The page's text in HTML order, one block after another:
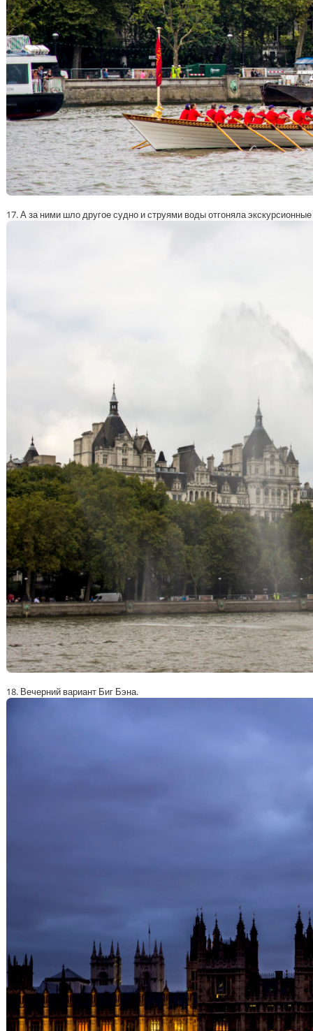
17. А за ними шло другое судно и струями воды отгоняла экскурсионные
18. Вечерний вариант Биг Бэна.